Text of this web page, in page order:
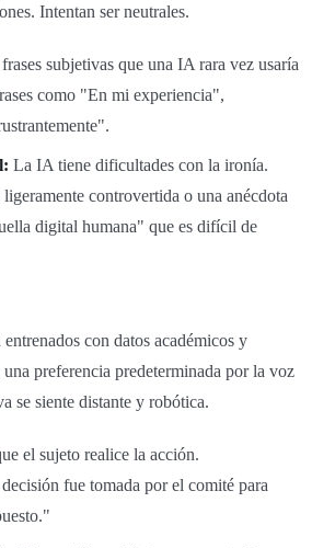
Intentan ser neutrales.
subjetivas que una IA rara vez usaría
como "En mi experiencia",
La IA tiene dificultades con la ironía.
controvertida o una anécdota
digital humana" que es difícil de
con datos académicos y
preferencia predeterminada por la voz
se siente distante y robótica.
el sujeto realice la acción.
fue tomada por el comité para